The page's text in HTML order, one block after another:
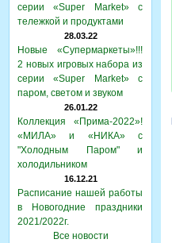
серии «Super Market» с
тележкой и продуктами
28.03.22
Новые «Супермаркеты»!!!
2 новых игровых набора из
серии «Super Market» с
паром, светом и звуком
26.01.22
Коллекция «Прима-2022»!
«МИЛА» и «НИКА» с
"Холодным Паром" и
холодильником
16.12.21
Расписание нашей работы
в Новогодние праздники
2021/2022г.
Все новости